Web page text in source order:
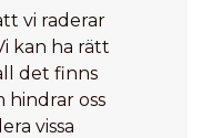
vi raderar
kan ha rätt
det finns
hindrar oss
vissa